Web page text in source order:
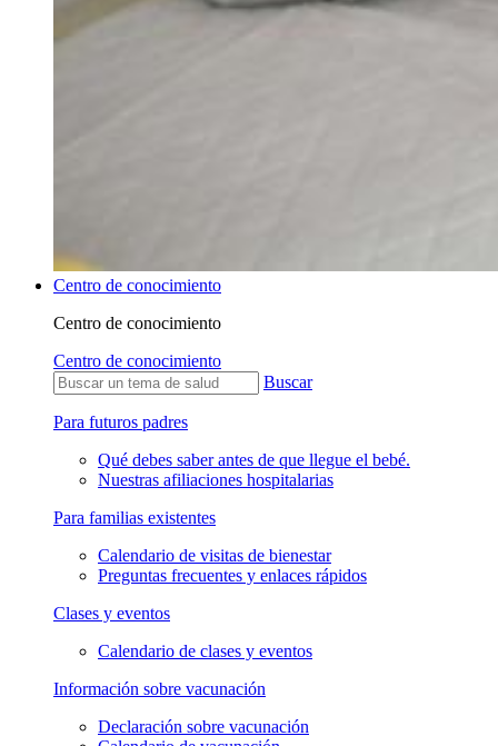
Centro de conocimiento
Centro de conocimiento
Centro de conocimiento
Buscar
Para futuros padres
Qué debes saber antes de que llegue el bebé.
Nuestras afiliaciones hospitalarias
Para familias existentes
Calendario de visitas de bienestar
Preguntas frecuentes y enlaces rápidos
Clases y eventos
Calendario de clases y eventos
Información sobre vacunación
Declaración sobre vacunación